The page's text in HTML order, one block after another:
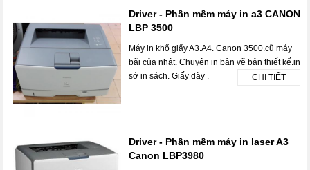
Driver - Phần mềm máy in a3 CANON
LBP 3500
Máy in khổ giấy A3.A4. Canon 3500.cũ máy
bãi của nhật. Chuyên in bản vẽ bản thiết kế.in
sớ in sách. Giấy dày .
CHI TIẾT
Driver - Phần mềm máy in laser A3
Canon LBP3980